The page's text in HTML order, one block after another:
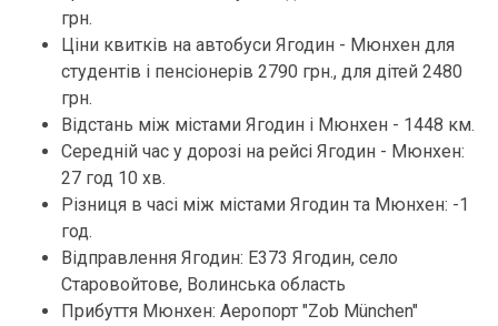
грн.
Ціни квитків на автобуси Ягодин - Мюнхен для
студентів і пенсіонерів 2790 грн., для дітей 2480
грн.
Відстань між містами Ягодин і Мюнхен - 1448 км.
Середній час у дорозі на рейсі Ягодин - Мюнхен:
27 год 10 хв.
Різниця в часі між містами Ягодин та Мюнхен: -1
год.
Відправлення Ягодин: Е373 Ягодин, село
Старовойтове, Волинська область
Прибуття Мюнхен: Аеропорт "Zob München"